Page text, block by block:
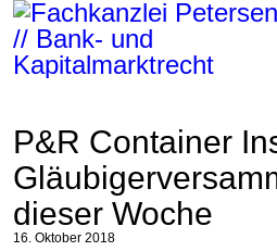
P&R Container
dieser Woche
16. Oktober 2018